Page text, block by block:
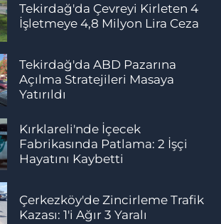
Tekirdağ'da Çevreyi Kirleten 4
İşletmeye 4,8 Milyon Lira Ceza
Tekirdağ'da ABD Pazarına
Açılma Stratejileri Masaya
Yatırıldı
Kırklareli'nde İçecek
Fabrikasında Patlama: 2 İşçi
Hayatını Kaybetti
Çerkezköy'de Zincirleme Trafik
Kazası: 1'i Ağır 3 Yaralı